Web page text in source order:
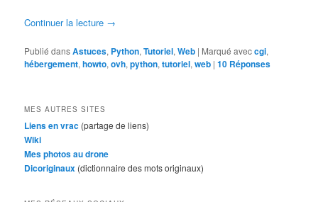
Continuer la lecture →
Publié dansAstuces, Python,Tutoriel,Web | Marqué aveccgi,
hébergement,howto,ovh,python,tutoriel,web |10 Réponses
MES AUTRES SITES
Liens en vrac (partage de liens)
Wiki
Mes photos au drone
Dicoriginaux (dictionnaire des mots originaux)